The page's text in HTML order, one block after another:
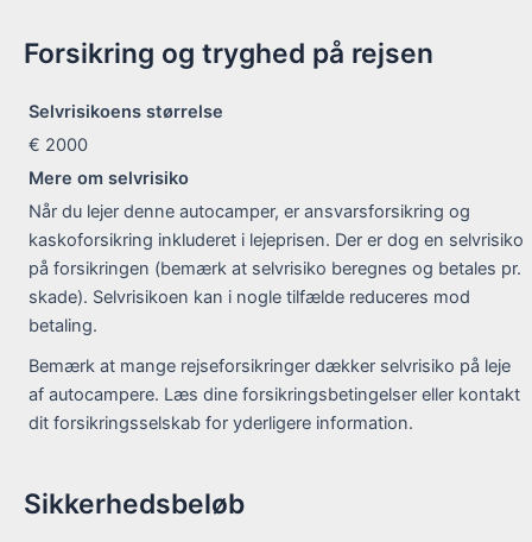
Forsikring og tryghed på rejsen
Selvrisikoens størrelse
€ 2000
Mere om selvrisiko
Når du lejer denne autocamper, er ansvarsforsikring og
kaskoforsikring inkluderet i lejeprisen. Der er dog en selvrisiko
på forsikringen (bemærk at selvrisiko beregnes og betales pr.
skade). Selvrisikoen kan i nogle tilfælde reduceres mod
betaling.
Bemærk at mange rejseforsikringer dækker selvrisiko på leje
af autocampere. Læs dine forsikringsbetingelser eller kontakt
dit forsikringsselskab for yderligere information.
Sikkerhedsbeløb